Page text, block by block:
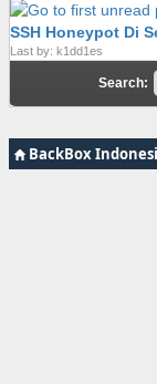
SSH Honeypot Di
Last by: k1dd1es
Search:
BackBox